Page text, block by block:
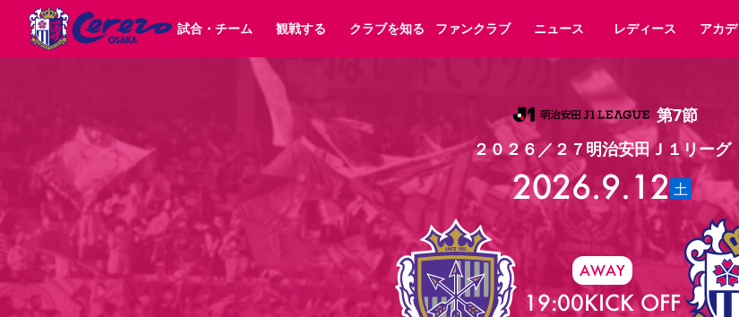
試合・チーム
選手・スタッフ アクセス レディース アカデミー
ハナサカプレーヤー
歴代所属選手
観戦する
価格・席種 購入方法 法人シーズンシート 福祉サービス
譲渡サービス リセールサービス
初めて観戦ガイド グルメ マッチデープログラム
観戦マナー&ルール
ビジターサポーター観戦ガイド
YANMAR HANASAKA STADIUM アウェイツアー
クラブを知る
求人情報
パートナー企業募集中 セレッソ大阪VISAカード サポートスタッフ セレッソアイデアちょうだいな
応援商店街
Lise（ライセンスビジネス）
サステナビリティポリシー インパクトレポート 活動レポート SPORT POSITIVE LEAGUES
取り組み実績
スポーツクラブ
ファンクラブ
SAKURA POINT Program 招待券引換方法 会員規定 婚姻届・出生届・命名書
ニュース
イベント ファンクラブ パートナー スポーツクラブ メディア
レディース アカ
第7節
２０２６／２７明治安田Ｊ１リーグ
2026.9.12 土
AWAY
19:00KICK OFF